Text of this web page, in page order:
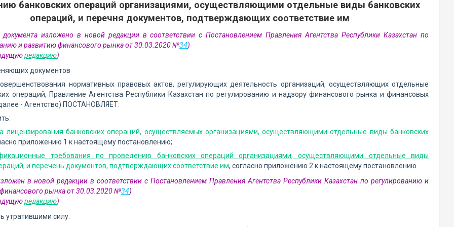
банковских операций организациями, осуществляющими отдельные виды банковских
операций, и перечня документов, подтверждающих соответствие им
документа изложено в новой редакции в соответствии с Постановлением Правления Агентства Республики Казахстан по
и развитию финансового рынка от 30.03.2020 №34)
редакцию)
документов
нормативных правовых актов, регулирующих деятельность организаций, осуществляющих отдельные
операций, Правление Агентства Республики Казахстан по регулированию и надзору финансового рынка и финансовых
- Агентство) ПОСТАНОВЛЯЕТ:
лицензирования банковских операций, осуществляемых организациями, осуществляющими отдельные виды банковских
приложению 1 к настоящему постановлению;
требования по проведению банковских операций организациями, осуществляющими отдельные виды
и перечень документов, подтверждающих соответствие им, согласно приложению 2 к настоящему постановлению.
в новой редакции в соответствии с Постановлением Правления Агентства Республики Казахстан по регулированию и
рынка от 30.03.2020 №34)
редакцию)
утратившими силу: